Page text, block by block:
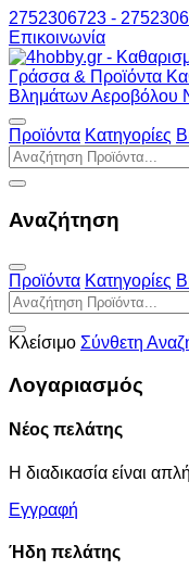
2752306723 -
Επικοινωνία
Προϊόντα Κατηγορίες
Αναζήτηση
Προϊόντα Κατηγορίες
Κλείσιμο Σύνθετη
Λογαριασμός
Νέος πελάτης
Η διαδικασία είναι
Εγγραφή
Ήδη πελάτης